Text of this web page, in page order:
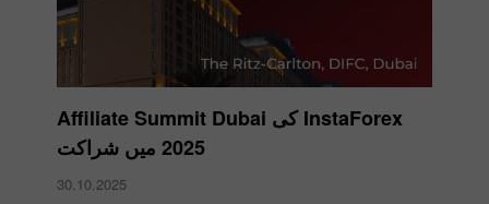
InstaForex کی Affiliate Summit Dubai
2025 میں شراکت
30.10.2025